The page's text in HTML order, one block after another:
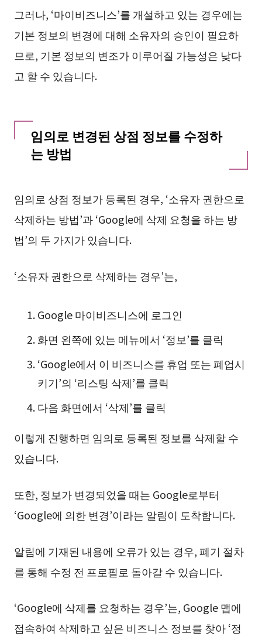
그러나, ‘마이비즈니스’를 개설하고 있는 경우에는
기본 정보의 변경에 대해 소유자의 승인이 필요하
므로, 기본 정보의 변조가 이루어질 가능성은 낮다
고 할 수 있습니다.
임의로 변경된 상점 정보를 수정하
는 방법
임의로 상점 정보가 등록된 경우, ‘소유자 권한으로
삭제하는 방법’과 ‘Google에 삭제 요청을 하는 방
법’의 두 가지가 있습니다.
‘소유자 권한으로 삭제하는 경우’는,
Google 마이비즈니스에 로그인
화면 왼쪽에 있는 메뉴에서 ‘정보’를 클릭
‘Google에서 이 비즈니스를 휴업 또는 폐업시
키기’의 ‘리스팅 삭제’를 클릭
다음 화면에서 ‘삭제’를 클릭
이렇게 진행하면 임의로 등록된 정보를 삭제할 수
있습니다.
또한, 정보가 변경되었을 때는 Google로부터
‘Google에 의한 변경’이라는 알림이 도착합니다.
알림에 기재된 내용에 오류가 있는 경우, 폐기 절차
를 통해 수정 전 프로필로 돌아갈 수 있습니다.
‘Google에 삭제를 요청하는 경우’는, Google 맵에
접속하여 삭제하고 싶은 비즈니스 정보를 찾아 ‘정